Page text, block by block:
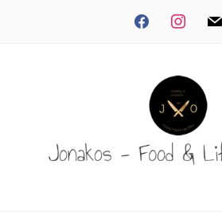
facebookinstagrammail